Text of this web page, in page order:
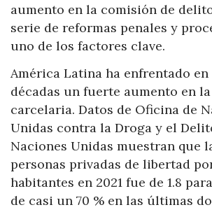
aumento en la comisión de
serie de reformas penales y
uno de los factores clave.
América Latina ha enfrentado
décadas un fuerte aumento en
carcelaria. Datos de Oficina de
Unidas contra la Droga y el
Naciones Unidas muestran que
personas privadas de libertad
habitantes en 2021 fue de 1.8
de casi un 70 % en las últimas